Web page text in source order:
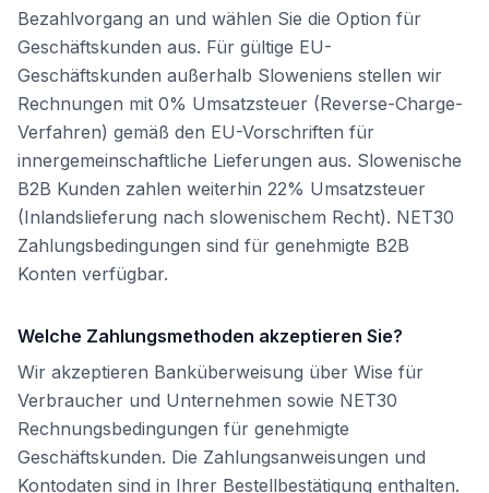
Bezahlvorgang an und wählen Sie die Option für
Geschäftskunden aus. Für gültige EU-
Geschäftskunden außerhalb Sloweniens stellen wir
Rechnungen mit 0% Umsatzsteuer (Reverse-Charge-
Verfahren) gemäß den EU-Vorschriften für
innergemeinschaftliche Lieferungen aus. Slowenische
B2B Kunden zahlen weiterhin 22% Umsatzsteuer
(Inlandslieferung nach slowenischem Recht). NET30
Zahlungsbedingungen sind für genehmigte B2B
Konten verfügbar.
Welche Zahlungsmethoden akzeptieren Sie?
Wir akzeptieren Banküberweisung über Wise für
Verbraucher und Unternehmen sowie NET30
Rechnungsbedingungen für genehmigte
Geschäftskunden. Die Zahlungsanweisungen und
Kontodaten sind in Ihrer Bestellbestätigung enthalten.